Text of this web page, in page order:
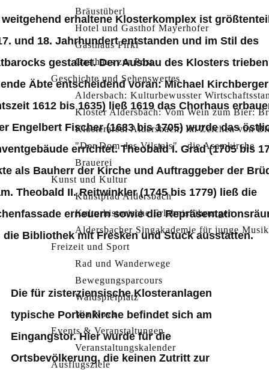
Bräustüberl
Hotel und Gasthof Mayerhofer
Gasthaus Pirkl
Gasthaus zur Post
Geschichte und Sehenswertes
Aldersbach: Kulturbewusster
Kloster Aldersbach: Vom Wein zum Bier:
Klosterareal Aldersbach: Im Zeichen von
"Der Dom des Vilstals" - die Asamkirche
Brauerei
Kunst und Kultur
Kunstpfad Aldersbach
Kulturhistorische Erlebnisführungen
Aldersbacher Singakademie für junge
Freizeit und Sport
Rad und Wanderwege
Bewegungsparcours
Waldspielplatz
Via Nova
Events & Veranstaltungen
Veranstaltungskalender
Ausflugsziele
weitgehend erhaltene Klosterkomplex ist
und 18. Jahrhundert entstanden und im Stil des
gestaltet. Den Ausbau des Klosters trieben
Äbte entscheidend voran: Michael Kirchberger
1612 bis 1635) ließ 1619 das Chorhaus
Engelbert Fischer (1683 bis 1705) wurde das
errichtet. Theobald I. Grad (1705 bis
als Bauherr der Kirche und Auftraggeber der
. Theobald II. Reitwinkler (1745 bis 1779) ließ die
erneuern sowie die
die Bibliothek mit Fresken und Stuck ausstatten.
Die für zisterziensische Klosteranlagen
typische Portenkirche befindet sich am
Eingangstor. Hier wurde für die
Ortsbevölkerung, die keinen Zutritt zur